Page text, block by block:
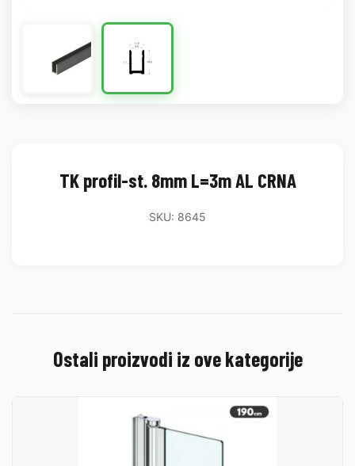
TK profil-st. 8mm L=3m AL CRNA
SKU: 8645
Ostali proizvodi iz ove kategorije